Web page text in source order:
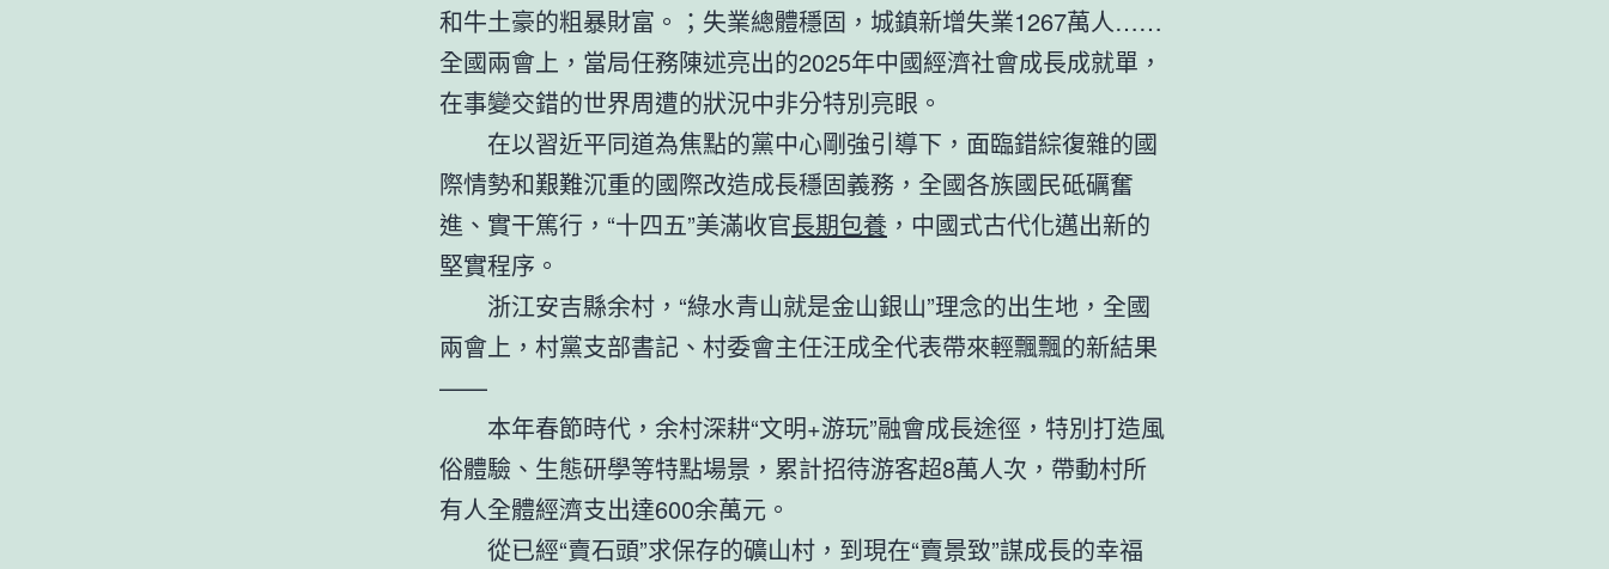
和牛土豪的粗暴財富。；失業總體穩固，城鎮新增失業1267萬人……
全國兩會上，當局任務陳述亮出的2025年中國經濟社會成長成就單，
在事變交錯的世界周遭的狀況中非分特別亮眼。
在以習近平同道為焦點的黨中心剛強引導下，面臨錯綜復雜的國
際情勢和艱難沉重的國際改造成長穩固義務，全國各族國民砥礪奮
進、實干篤行，“十四五”美滿收官長期包養 ，中國式古代化邁出新的
堅實程序。
浙江安吉縣余村，“綠水青山就是金山銀山”理念的出生地，全國
兩會上，村黨支部書記、村委會主任汪成全代表帶來輕飄飄的新結果
——
本年春節時代，余村深耕“文明+游玩”融會成長途徑，特別打造風
俗體驗、生態研學等特點場景，累計招待游客超8萬人次，帶動村所
有人全體經濟支出達600余萬元。
從已經“賣石頭”求保存的礦山村，到現在“賣景致”謀成長的幸福